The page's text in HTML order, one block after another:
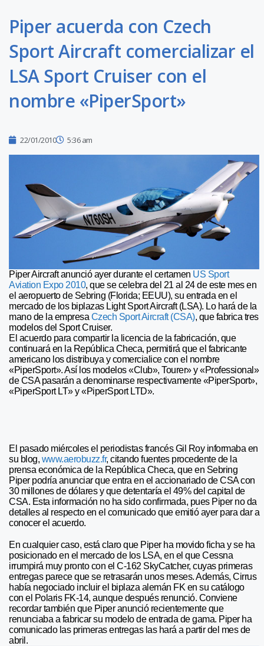
Piper acuerda con Czech
Sport Aircraft comercializar el
LSA Sport Cruiser con el
nombre «PiperSport»
22/01/2010 5:36 am
Piper Aircraft anunció ayer durante el certamen US Sport
Aviation Expo 2010, que se celebra del 21 al 24 de este mes en
el aeropuerto de Sebring (Florida; EEUU), su entrada en el
mercado de los biplazas Light Sport Aircraft (LSA). Lo hará de la
mano de la empresa Czech Sport Aircraft (CSA), que fabrica tres
modelos del Sport Cruiser.
El acuerdo para compartir la licencia de la fabricación, que
continuará en la República Checa, permitirá que el fabricante
americano los distribuya y comercialice con el nombre
«PiperSport». Así los modelos «Club», Tourer» y «Professional»
de CSA pasarán a denominarse respectivamente «PiperSport»,
«PiperSport LT» y «PiperSport LTD».
El pasado miércoles el periodistas francés Gil Roy informaba en
su blog, www.aerobuzz.fr, citando fuentes procedente de la
prensa económica de la República Checa, que en Sebring
Piper podría anunciar que entra en el accionariado de CSA con
30 millones de dólares y que detentaría el 49% del capital de
CSA. Esta información no ha sido confirmada, pues Piper no da
detalles al respecto en el comunicado que emitió ayer para dar a
conocer el acuerdo.
En cualquier caso, está claro que Piper ha movido ficha y se ha
posicionado en el mercado de los LSA, en el que Cessna
irrumpirá muy pronto con el C-162 SkyCatcher, cuyas primeras
entregas parece que se retrasarán unos meses. Además, Cirrus
había negociado incluir el biplaza alemán FK en su catálogo
con el Polaris FK-14, aunque después renunció. Conviene
recordar también que Piper anunció recientemente que
renunciaba a fabricar su modelo de entrada de gama. Piper ha
comunicado las primeras entregas las hará a partir del mes de
abril.